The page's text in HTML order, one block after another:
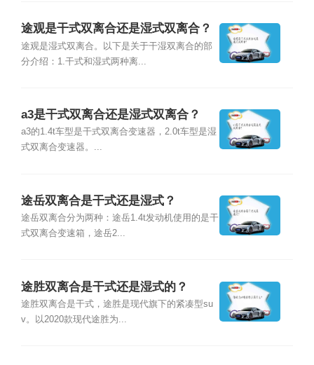
途观是干式双离合还是湿式双离合？
途观是湿式双离合。以下是关于干湿双离合的部
分介绍：1.干式和湿式两种离...
a3是干式双离合还是湿式双离合？
a3的1.4t车型是干式双离合变速器，2.0t车型是湿
式双离合变速器。...
途岳双离合是干式还是湿式？
途岳双离合分为两种：途岳1.4t发动机使用的是干
式双离合变速箱，途岳2...
途胜双离合是干式还是湿式的？
途胜双离合是干式，途胜是现代旗下的紧凑型su
v。以2020款现代途胜为...